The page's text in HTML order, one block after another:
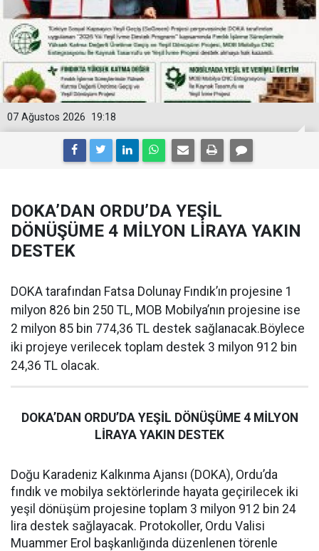
19:18
07 Ağustos 2026
DOKA’DAN ORDU’DA YEŞİL
DÖNÜŞÜME 4 MİLYON LİRAYA YAKIN
DESTEK
DOKA tarafından Fatsa Dolunay Fındık’ın projesine 1
milyon 826 bin 250 TL, MOB Mobilya’nın projesine ise
2 milyon 85 bin 774,36 TL destek sağlanacak.Böylece
iki projeye verilecek toplam destek 3 milyon 912 bin
24,36 TL olacak.
DOKA’DAN ORDU’DA YEŞİL DÖNÜŞÜME 4 MİLYON
LİRAYA YAKIN DESTEK
Doğu Karadeniz Kalkınma Ajansı (DOKA), Ordu’da
fındık ve mobilya sektörlerinde hayata geçirilecek iki
yeşil dönüşüm projesine toplam 3 milyon 912 bin 24
lira destek sağlayacak. Protokoller, Ordu Valisi
Muammer Erol başkanlığında düzenlenen törenle